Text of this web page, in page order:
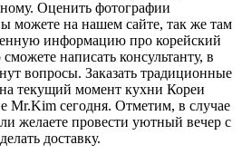
Оценить фотографии
можете на нашем сайте, так же там
информацию про корейский
написать консультанту, в
вопросы. Заказать традиционные
текущий момент кухни Кореи
Mr.Kim сегодня. Отметим, в случае
желаете провести уютный вечер с
доставку.